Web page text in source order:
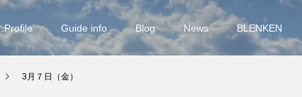
Profile Guide info Blog News BLENKEN
3月７日（金）